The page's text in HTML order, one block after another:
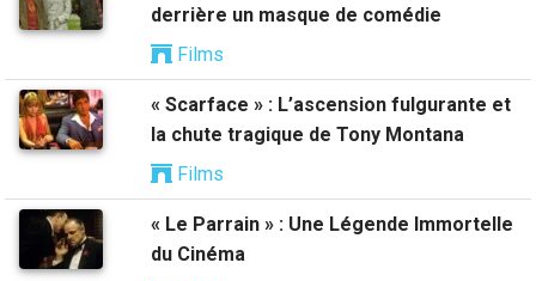
derrière un masque de comédie
Films
« Scarface » : L’ascension fulgurante et
la chute tragique de Tony Montana
Films
« Le Parrain » : Une Légende Immortelle
du Cinéma